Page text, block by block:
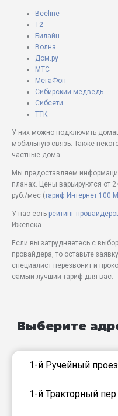
Beeline
T2
Билайн
Волна
Дом.ру
МТС
МегаФон
Сибирский медведь
Сибсети
ТТК
У них можно подключить
мобильную связь. Также
частные дома.
Мы предоставляем
планах. Цены варьируются от
руб./мес (тариф Интернет 100
У нас есть рейтинг
Ижевска.
Если вы затрудняетесь с
провайдера, то оставьте
специалист перезвонит и
самый лучший тариф для вас.
Выберите
1-й Ручейный
1-й Тракторный пер